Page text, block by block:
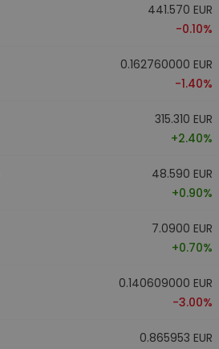
441.570 EUR
-0.10%
0.162760000 EUR
-1.40%
315.310 EUR
+2.40%
48.590 EUR
+0.90%
7.0900 EUR
+0.70%
0.140609000 EUR
-3.00%
0.865953 EUR